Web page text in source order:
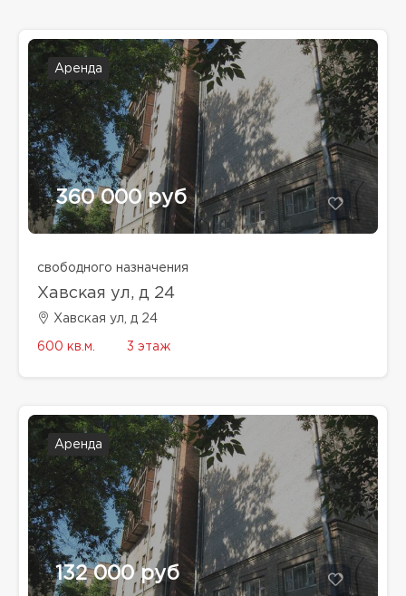
Аренда
360 000 руб
свободного назначения
Хавская ул, д 24
Хавская ул, д 24
600 кв.м. 3 этаж
Аренда
132 000 руб